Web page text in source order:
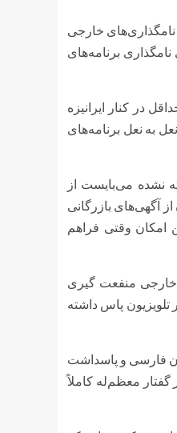
نامگذاری‌های خارجی
برنامه‌های
در کنار ایرانیزه
به نعل برنامه‌های
نشده می‌بایست از
آگهی‌های بازرگانی
امکان وقتی فراهم
خارجی منفعت گیری
پاس داشته
فارسی و پاسداشت
معظم‌له کاملاً